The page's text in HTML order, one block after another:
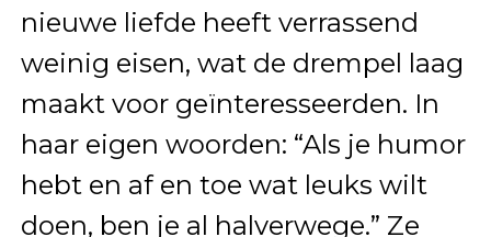
nieuwe liefde heeft verrassend
weinig eisen, wat de drempel laag
maakt voor geïnteresseerden. In
haar eigen woorden: “Als je humor
hebt en af en toe wat leuks wilt
doen, ben je al halverwege.” Ze